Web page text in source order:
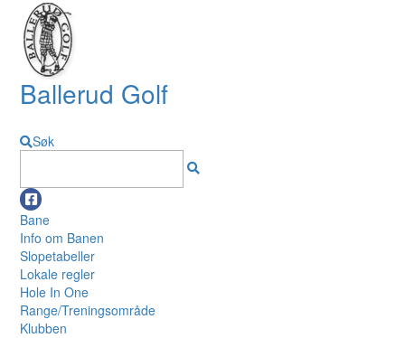
Ballerud Golf
Søk
Bane
Info om Banen
Slopetabeller
Lokale regler
Hole In One
Range/Treningsområde
Klubben